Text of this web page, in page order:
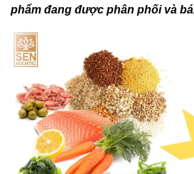
phẩm đang được phân phối và